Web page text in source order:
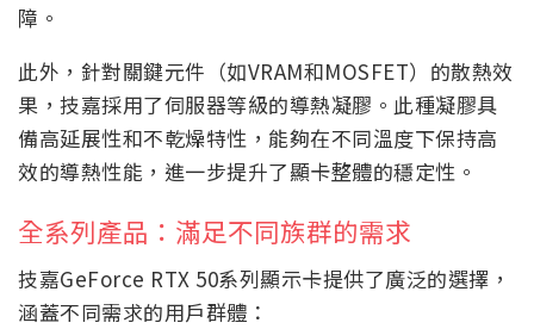
障。
此外，針對關鍵元件（如VRAM和MOSFET）的散熱效
果，技嘉採用了伺服器等級的導熱凝膠。此種凝膠具
備高延展性和不乾燥特性，能夠在不同溫度下保持高
效的導熱性能，進一步提升了顯卡整體的穩定性。
全系列產品：滿足不同族群的需求
技嘉GeForce RTX 50系列顯示卡提供了廣泛的選擇，
涵蓋不同需求的用戶群體：